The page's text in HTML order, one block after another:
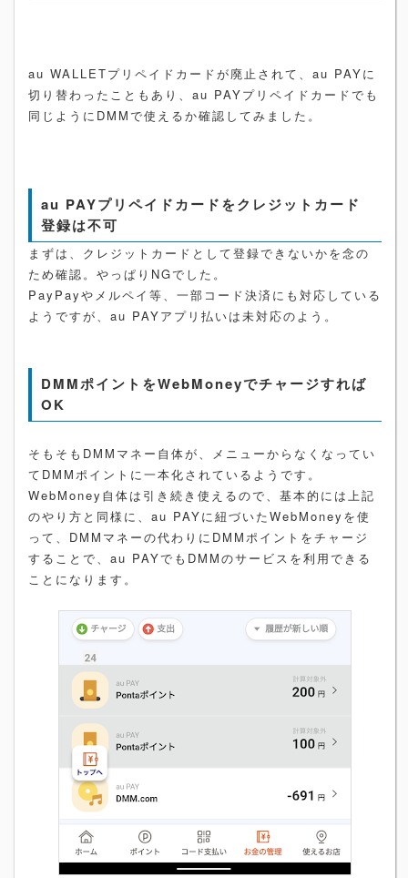
au WALLETプリペイドカードが廃止されて、au PAYに
切り替わったこともあり、au PAYプリペイドカードでも
同じようにDMMで使えるか確認してみました。
au PAYプリペイドカードをクレジットカード
登録は不可
まずは、クレジットカードとして登録できないかを念の
ため確認。やっぱりNGでした。
PayPayやメルペイ等、一部コード決済にも対応している
ようですが、au PAYアプリ払いは未対応のよう。
DMMポイントをWebMoneyでチャージすれば
OK
そもそもDMMマネー自体が、メニューからなくなってい
てDMMポイントに一本化されているようです。
WebMoney自体は引き続き使えるので、基本的には上記
のやり方と同様に、au PAYに紐づいたWebMoneyを使
って、DMMマネーの代わりにDMMポイントをチャージ
することで、au PAYでもDMMのサービスを利用できる
ことになります。